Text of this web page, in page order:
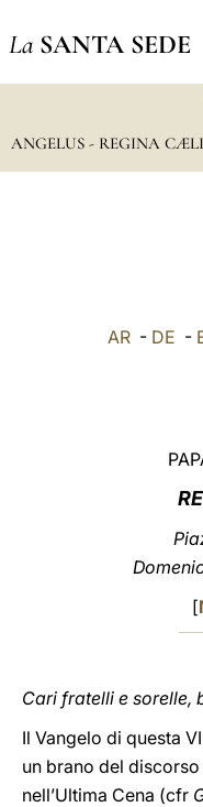
La SANTA SEDE
ANGELUS - REGINA CÆLI
AR - DE -
[
Cari fratelli e sorelle,
Il Vangelo di questa
un brano del
nell’Ultima Cena (cfr